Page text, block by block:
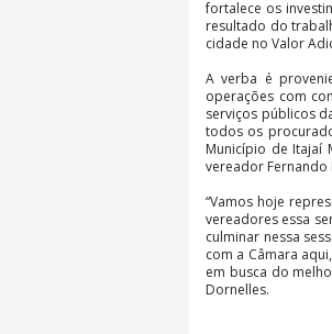
fortalece os
resultado do
cidade no Valor
A verba é
operações com
serviços públicos
todos os
Município de Itajaí
vereador Fernando
“Vamos hoje
vereadores essa
culminar nessa
com a Câmara
em busca do
Dornelles.